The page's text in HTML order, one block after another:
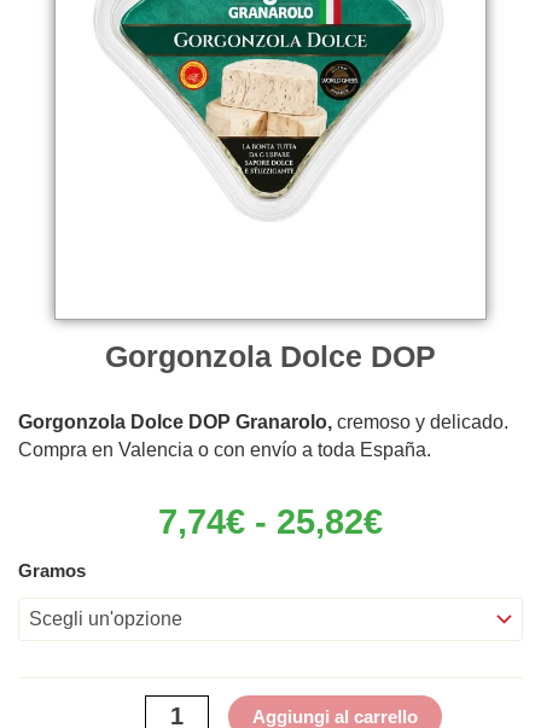
Gorgonzola Dolce DOP
Gorgonzola Dolce DOP Granarolo, cremoso y delicado.
Compra en Valencia o con envío a toda España.
7,74€ - 25,82€di
a
25,82€
Gramos
Dolce
DOP
Aggiungi al carrello